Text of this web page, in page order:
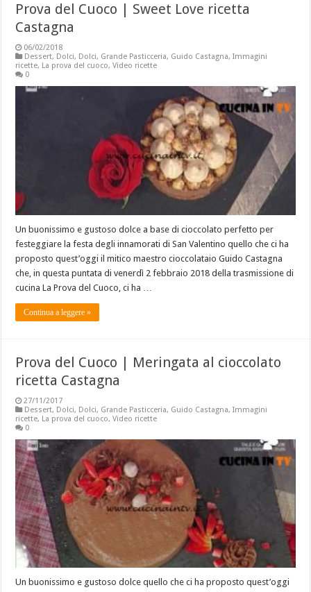
Prova del Cuoco | Sweet Love ricetta
Castagna
06/02/2018
Dessert, Dolci, Dolci, Grande Pasticceria, Guido Castagna,Immagini
ricette, La prova del cuoco,Video ricette
0
Un buonissimo e gustoso dolce a base di cioccolato perfetto per
festeggiare la festa degli innamorati di San Valentino quello che ci ha
proposto quest’oggi il mitico maestro cioccolataio Guido Castagna
che, in questa puntata di venerdì 2 febbraio 2018 della trasmissione di
cucina La Prova del Cuoco, ci ha …
Continua a leggere »
Prova del Cuoco | Meringata al cioccolato
ricetta Castagna
27/11/2017
Dessert, Dolci, Dolci, Grande Pasticceria, Guido Castagna,Immagini
ricette, La prova del cuoco,Video ricette
0
Un buonissimo e gustoso dolce quello che ci ha proposto quest’oggi